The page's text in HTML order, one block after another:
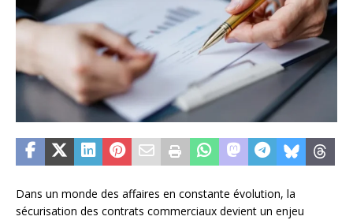
Dans un monde des affaires en constante évolution, la
sécurisation des contrats commerciaux devient un enjeu